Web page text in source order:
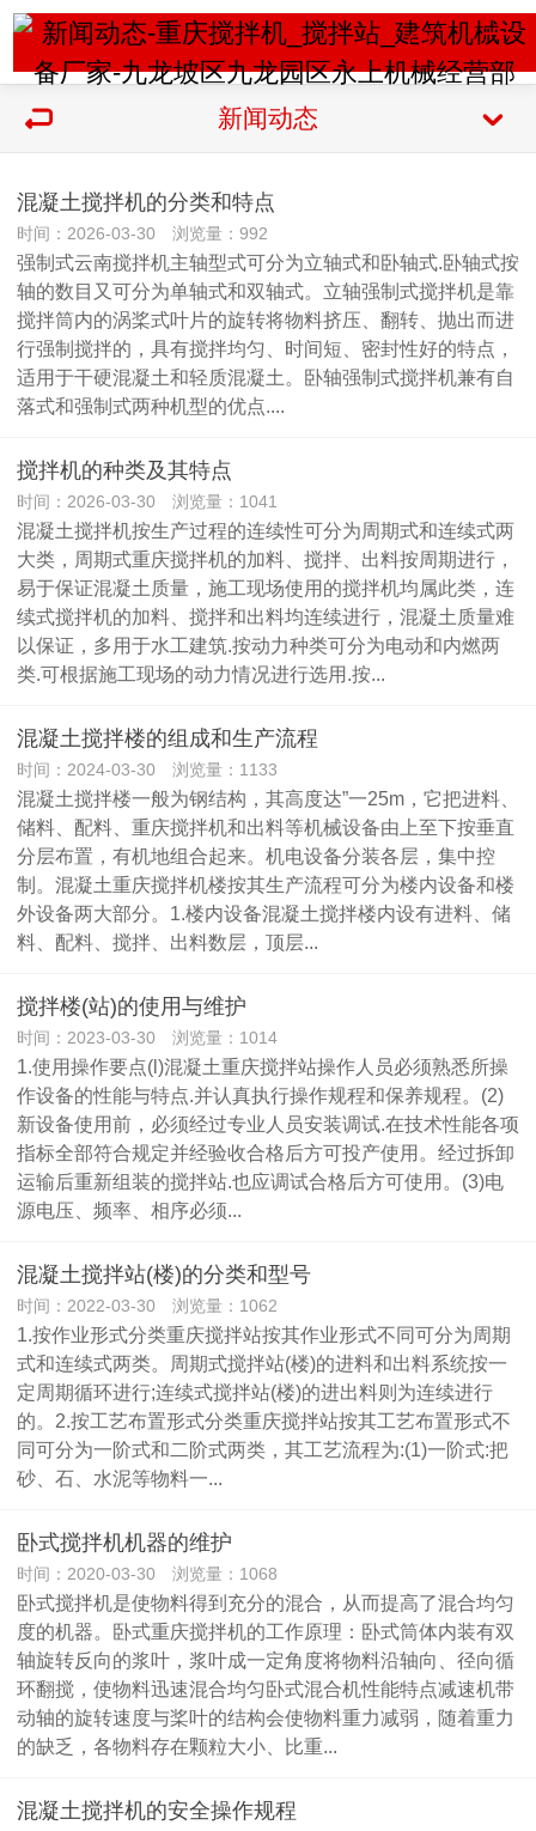
新闻动态
混凝土搅拌机的分类和特点
时间：2026-03-30 浏览量：992
强制式云南搅拌机主轴型式可分为立轴式和卧轴式.卧轴式按
轴的数目又可分为单轴式和双轴式。立轴强制式搅拌机是靠
搅拌筒内的涡桨式叶片的旋转将物料挤压、翻转、抛出而进
行强制搅拌的，具有搅拌均匀、时间短、密封性好的特点，
适用于干硬混凝土和轻质混凝土。卧轴强制式搅拌机兼有自
落式和强制式两种机型的优点....
搅拌机的种类及其特点
时间：2026-03-30 浏览量：1041
混凝土搅拌机按生产过程的连续性可分为周期式和连续式两
大类，周期式重庆搅拌机的加料、搅拌、出料按周期进行，
易于保证混凝土质量，施工现场使用的搅拌机均属此类，连
续式搅拌机的加料、搅拌和出料均连续进行，混凝土质量难
以保证，多用于水工建筑.按动力种类可分为电动和内燃两
类.可根据施工现场的动力情况进行选用.按...
混凝土搅拌楼的组成和生产流程
时间：2024-03-30 浏览量：1133
混凝土搅拌楼一般为钢结构，其高度达”一25m，它把进料、
储料、配料、重庆搅拌机和出料等机械设备由上至下按垂直
分层布置，有机地组合起来。机电设备分装各层，集中控
制。混凝土重庆搅拌机楼按其生产流程可分为楼内设备和楼
外设备两大部分。1.楼内设备混凝土搅拌楼内设有进料、储
料、配料、搅拌、出料数层，顶层...
搅拌楼(站)的使用与维护
时间：2023-03-30 浏览量：1014
1.使用操作要点(l)混凝土重庆搅拌站操作人员必须熟悉所操
作设备的性能与特点.并认真执行操作规程和保养规程。(2)
新设备使用前，必须经过专业人员安装调试.在技术性能各项
指标全部符合规定并经验收合格后方可投产使用。经过拆卸
运输后重新组装的搅拌站.也应调试合格后方可使用。(3)电
源电压、频率、相序必须...
混凝土搅拌站(楼)的分类和型号
时间：2022-03-30 浏览量：1062
1.按作业形式分类重庆搅拌站按其作业形式不同可分为周期
式和连续式两类。周期式搅拌站(楼)的进料和出料系统按一
定周期循环进行;连续式搅拌站(楼)的进出料则为连续进行
的。2.按工艺布置形式分类重庆搅拌站按其工艺布置形式不
同可分为一阶式和二阶式两类，其工艺流程为:(1)一阶式:把
砂、石、水泥等物料一...
卧式搅拌机机器的维护
时间：2020-03-30 浏览量：1068
卧式搅拌机是使物料得到充分的混合，从而提高了混合均匀
度的机器。卧式重庆搅拌机的工作原理：卧式筒体内装有双
轴旋转反向的浆叶，浆叶成一定角度将物料沿轴向、径向循
环翻搅，使物料迅速混合均匀卧式混合机性能特点减速机带
动轴的旋转速度与桨叶的结构会使物料重力减弱，随着重力
的缺乏，各物料存在颗粒大小、比重...
混凝土搅拌机的安全操作规程